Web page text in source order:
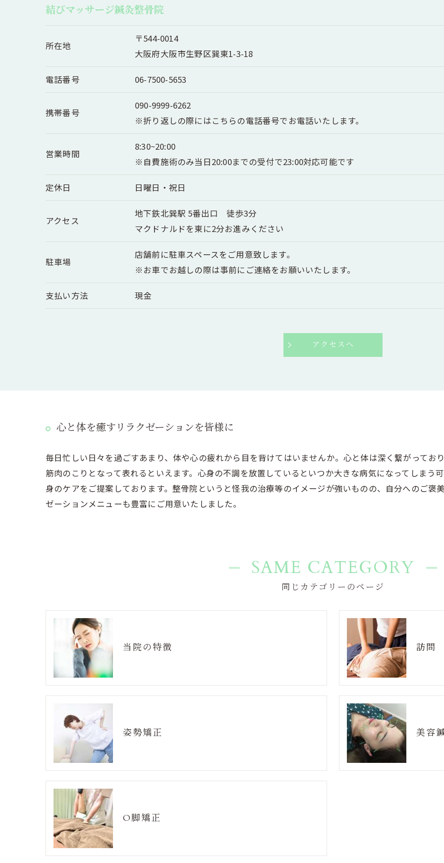
結びマッサージ鍼灸整骨院
所在地
〒544-0014
大阪府大阪市生野区巽東1-3-18
電話番号 06-7500-5653
携帯番号
090-9999-6262
※折り返しの際にはこちらの電話番号でお電話いたします。
営業時間
8:30~20:00
※自費施術のみ当日20:00までの受付で23:00対応可能です
定休日 日曜日・祝日
アクセス
地下鉄北巽駅 5番出口 徒歩3分
マクドナルドを東に2分お進みください
駐車場
店舗前に駐車スペースをご用意致します。
※お車でお越しの際は事前にご連絡をお願いいたします。
支払い方法 現金
アクセスへ
心と体を癒すリラクゼーションを皆様に
毎日忙しい日々を過ごすあまり、体や心の疲れから目を背けてはいませんか。心と体は深く繋がってお
筋肉のこりとなって表れるといえます。心身の不調を放置しているといつか大きな病気になってしまう
身のケアをご提案しております。整骨院というと怪我の治療等のイメージが強いものの、自分へのご褒
ゼーションメニューも豊富にご用意いたしました。
同じカテゴリーのページ
SAME CATEGORY
当院の特徴 訪問
姿勢矯正 美容
O脚矯正